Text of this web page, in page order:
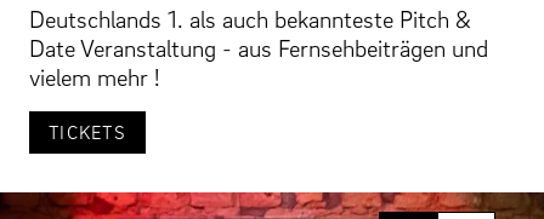
Deutschlands 1. als auch bekannteste Pitch &
Date Veranstaltung - aus Fernsehbeiträgen und
vielem mehr !
TICKETS